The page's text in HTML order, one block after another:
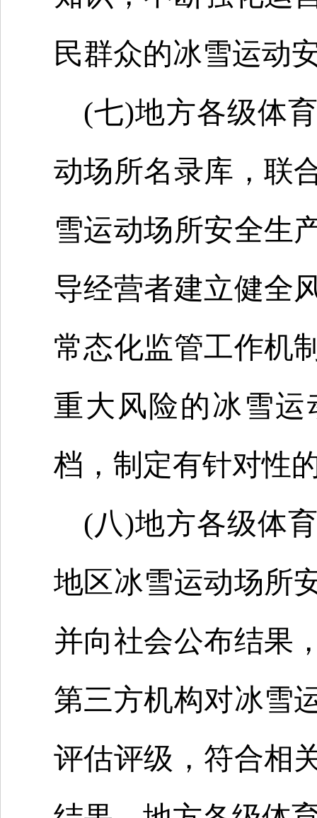
民群众的冰雪运动
(七)地方各级体
动场所名录库，联
雪运动场所安全生
导经营者建立健全
常态化监管工作机
重大风险的冰雪
档，制定有针对性
(八)地方各级体
地区冰雪运动场所
并向社会公布结果
第三方机构对冰雪
评估评级，符合相